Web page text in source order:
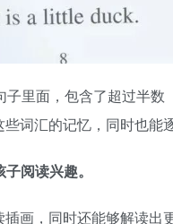
子里面，包含了超过半
词汇的记忆，同时也能
阅读兴趣。
画，同时还能够解读